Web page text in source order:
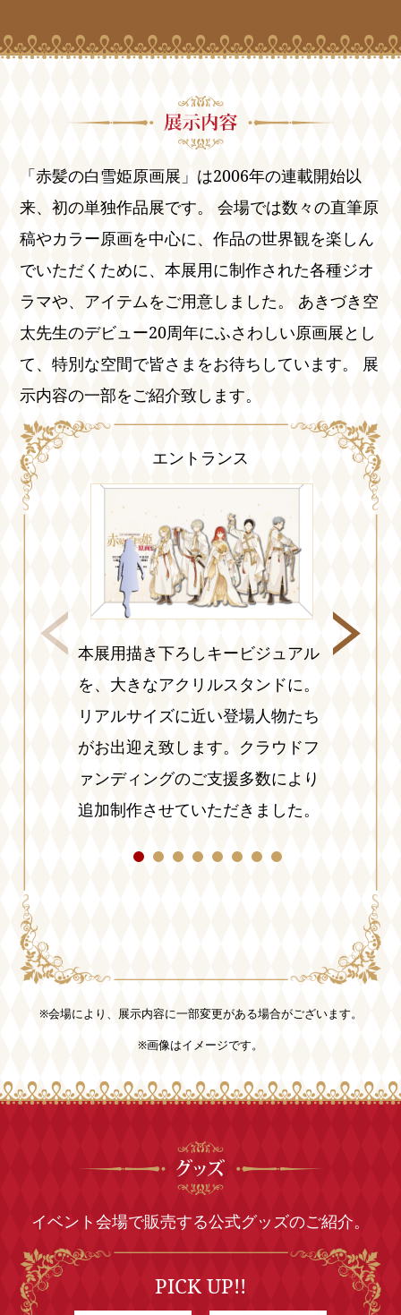
「赤髪の白雪姫原画展」は2006年の連載開始以
来、初の単独作品展です。 会場では数々の直筆原
稿やカラー原画を中心に、作品の世界観を楽しん
でいただくために、本展用に制作された各種ジオ
ラマや、アイテムをご用意しました。 あきづき空
太先生のデビュー20周年にふさわしい原画展とし
て、特別な空間で皆さまをお待ちしています。 展
示内容の一部をご紹介致します。
エントランス
本展用描き下ろしキービジュアル
を、大きなアクリルスタンドに。
リアルサイズに近い登場人物たち
がお出迎え致します。クラウドフ
ァンディングのご支援多数により
追加制作させていただきました。
白雪が薬
※会場により、展示内容に一部変更がある場合がございます。
※画像はイメージです。
イベント会場で販売する公式グッズのご紹介。
PICK UP!!